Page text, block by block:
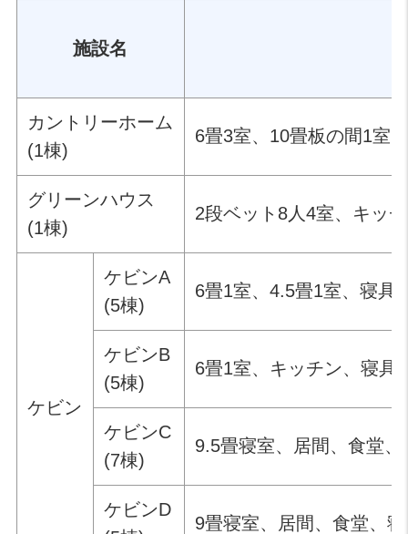
施設名
カントリーホーム
(1棟)
6畳3室、10畳板の間1室
グリーンハウス
(1棟)
2段ベット8人4室、キッ
ケビン
ケビンA
(5棟)
6畳1室、4.5畳1室、寝具
ケビンB
(5棟)
6畳1室、キッチン、寝具
ケビンC
(7棟)
9.5畳寝室、居間、食堂
ケビンD
9畳寝室、居間、食堂、